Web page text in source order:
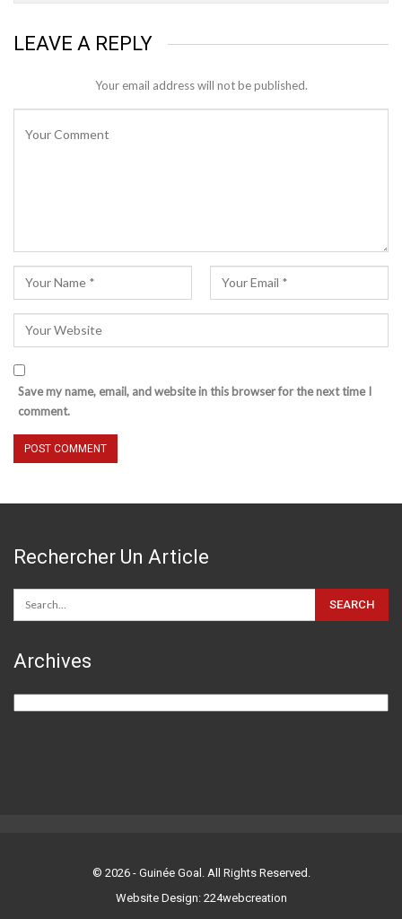
LEAVE A REPLY
Your email address will not be published.
Save my name, email, and website in this browser for the next time I
comment.
Rechercher Un Article
Archives
© 2026 - Guinée Goal. All Rights Reserved.
Website Design: 224webcreation